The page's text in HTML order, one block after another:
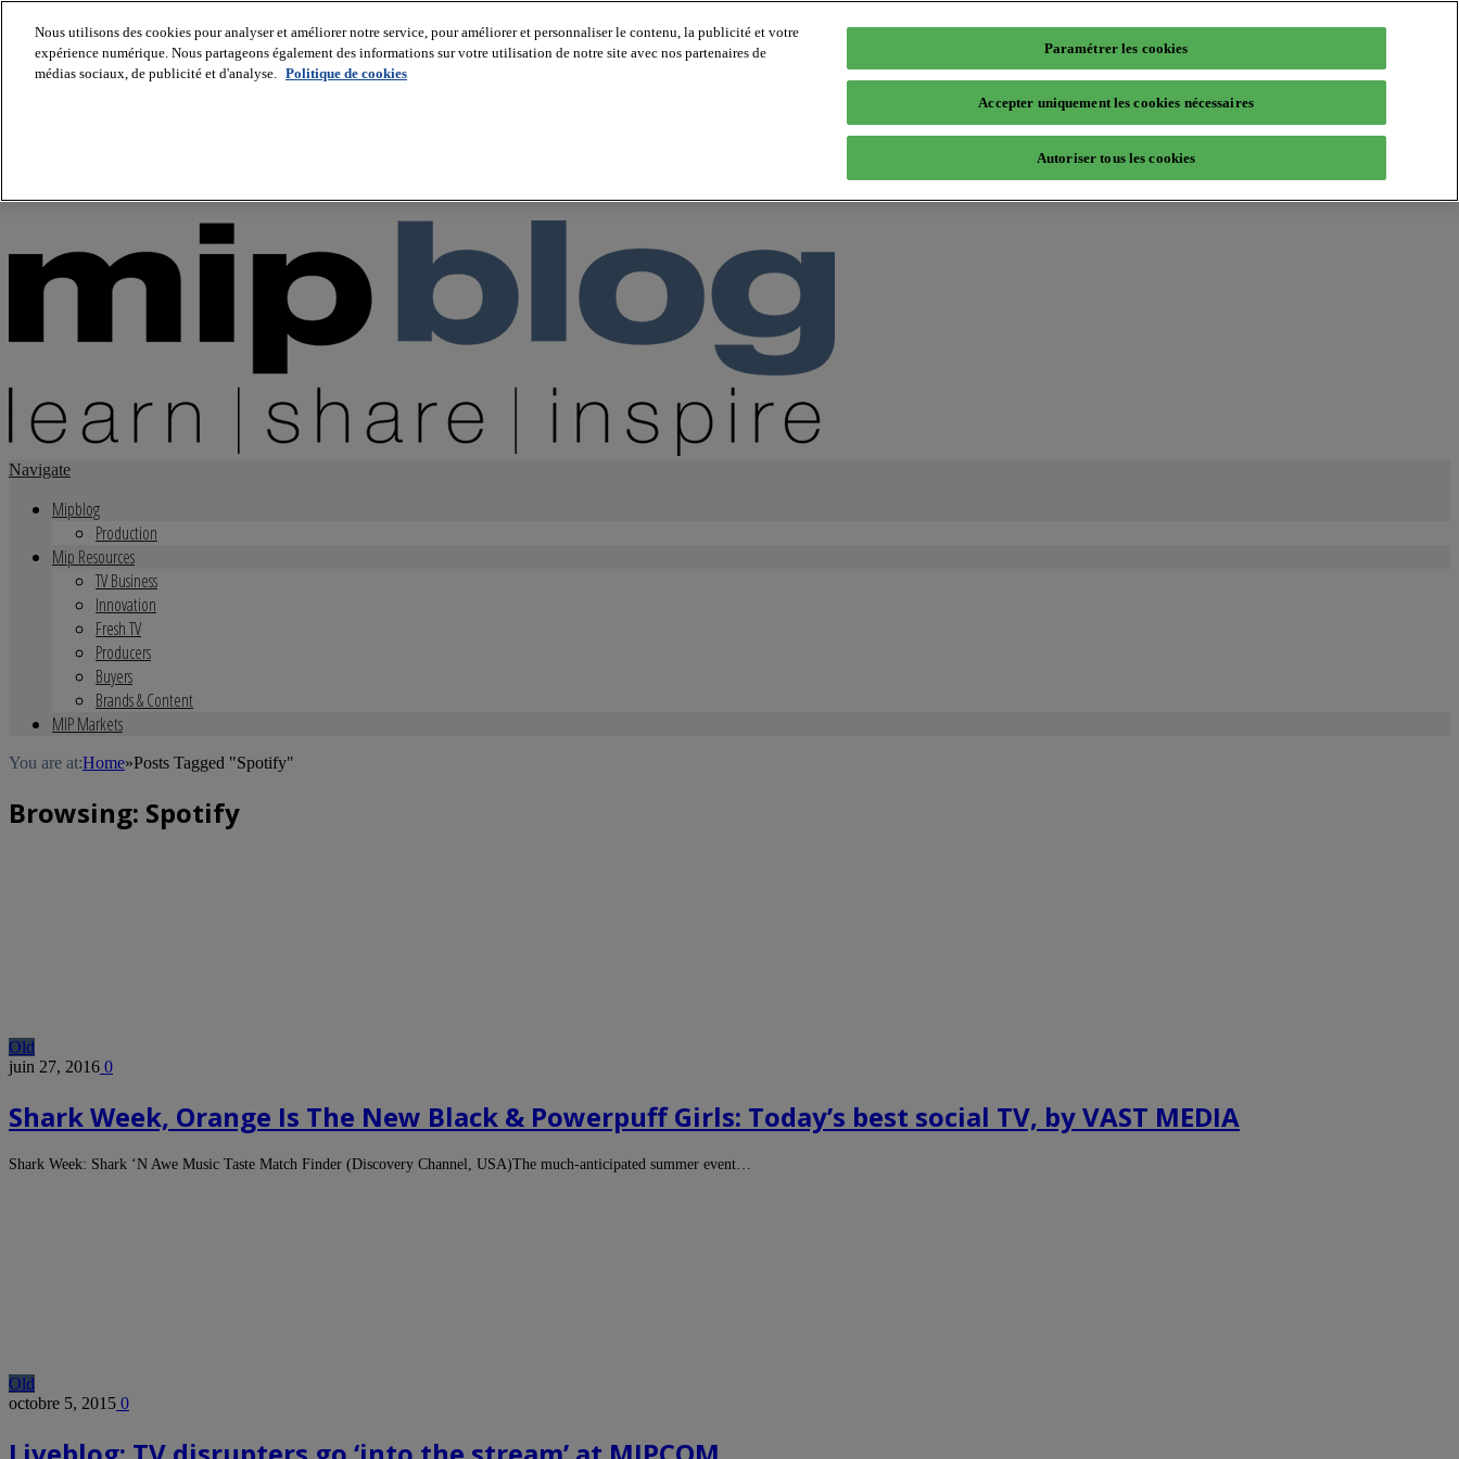
About us
Navigate
Mipblog
Production
Mip Resources
TV Business
Innovation
Fresh TV
Producers
Buyers
Brands & Content
MIP Markets
You are at:Home»Posts Tagged "Spotify"
Browsing: Spotify
Old
juin 27, 2016 0
Shark Week, Orange Is The New Black & Powerpuff Girls: Today’s best social TV, by VAST MEDIA
Shark Week: Shark ‘N Awe Music Taste Match Finder (Discovery Channel, USA)The much-anticipated summer event…
Old
octobre 5, 2015 0
Nous utilisons des cookies pour analyser et améliorer notre service, pour améliorer et personnaliser le contenu, la publicité et votre
expérience numérique. Nous partageons également des informations sur votre utilisation de notre site avec nos partenaires de
médias sociaux, de publicité et d'analyse. Politique de cookies
Paramétrer les cookies
Accepter uniquement les cookies nécessaires
Autoriser tous les cookies